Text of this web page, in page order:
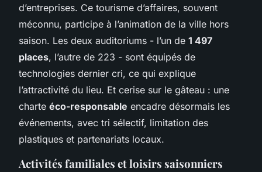
d’entreprises. Ce tourisme d’affaires, souvent
méconnu, participe à l’animation de la ville hors
saison. Les deux auditoriums - l’un de 1 497
places, l’autre de 223 - sont équipés de
technologies dernier cri, ce qui explique
l’attractivité du lieu. Et cerise sur le gâteau : une
charte éco-responsable encadre désormais les
événements, avec tri sélectif, limitation des
plastiques et partenariats locaux.
Activités familiales et loisirs saisonniers